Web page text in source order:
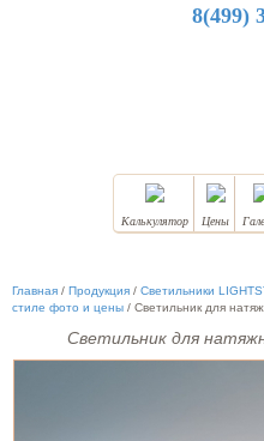
8(499)
Калькулятор Цены
Главная / Продукция / Светильники
стиле фото и цены / Светильник для
Светильник для